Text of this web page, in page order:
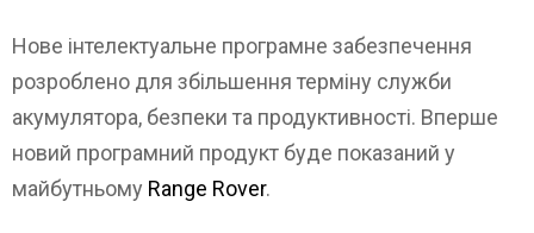
Нове інтелектуальне програмне забезпечення
розроблено для збільшення терміну служби
акумулятора, безпеки та продуктивності. Вперше
новий програмний продукт буде показаний у
майбутньому Range Rover.